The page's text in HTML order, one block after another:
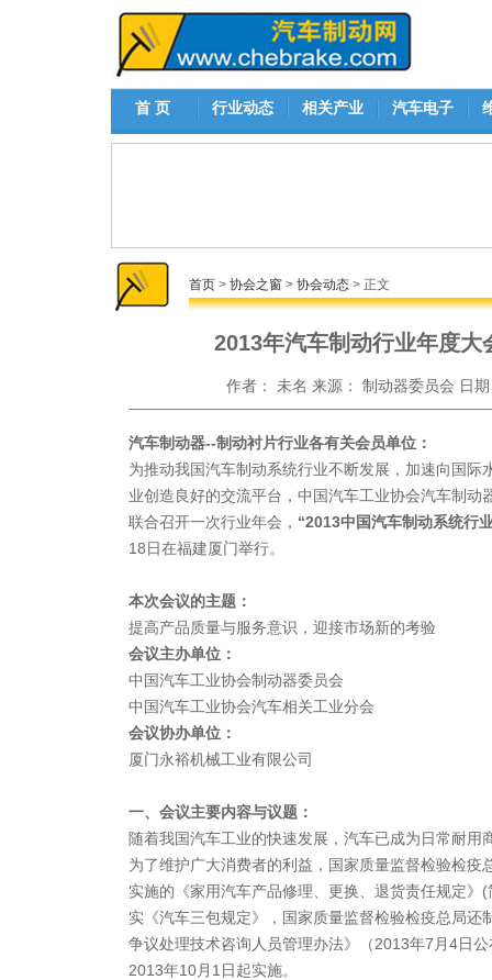
首 页 行业动态 相关产业 汽车电子
首页 > 协会之窗 > 协会动态 > 正文
2013年汽车制动行业年度大
作者： 未名 来源： 制动器委员会 日
汽车制动器--制动衬片行业各有关会员单位：
为推动我国汽车制动系统行业不断发展，加速向国际
业创造良好的交流平台，中国汽车工业协会汽车制动
联合召开一次行业年会， “2013中国汽车制动系统行
18日在福建厦门举行。
本次会议的主题：
提高产品质量与服务意识，迎接市场新的考验
会议主办单位：
中国汽车工业协会制动器委员会
中国汽车工业协会汽车相关工业分会
会议协办单位：
厦门永裕机械工业有限公司
一、会议主要内容与议题：
随着我国汽车工业的快速发展，汽车已成为日常耐用
为了维护广大消费者的利益，国家质量监督检验检疫
实施的《家用汽车产品修理、更换、退货责任规定》
实《汽车三包规定》，国家质量监督检验检疫总局还
争议处理技术咨询人员管理办法》（2013年7月4日
2013年10月1日起实施。